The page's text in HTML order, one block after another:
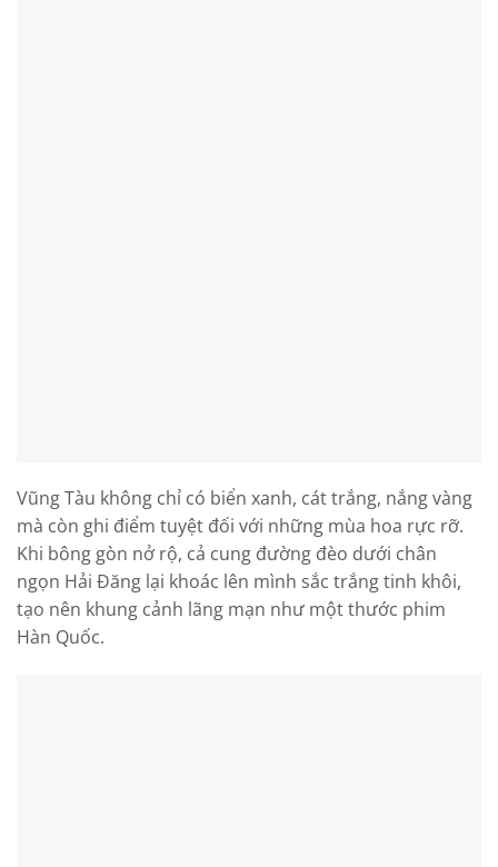
Vũng Tàu không chỉ có biển xanh, cát trắng, nắng vàng
mà còn ghi điểm tuyệt đối với những mùa hoa rực rỡ.
Khi bông gòn nở rộ, cả cung đường đèo dưới chân
ngọn Hải Đăng lại khoác lên mình sắc trắng tinh khôi,
tạo nên khung cảnh lãng mạn như một thước phim
Hàn Quốc.